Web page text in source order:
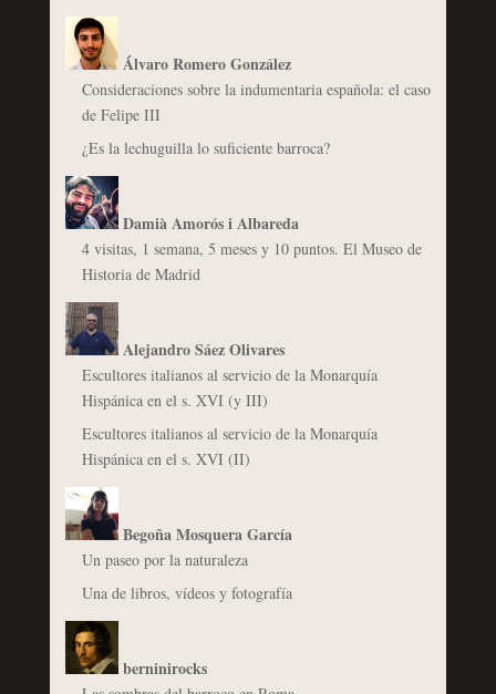
Álvaro Romero González
Consideraciones sobre la indumentaria española: el caso
de Felipe III
¿Es la lechuguilla lo suficiente barroca?
Damià Amorós i Albareda
4 visitas, 1 semana, 5 meses y 10 puntos. El Museo de
Historia de Madrid
Alejandro Sáez Olivares
Escultores italianos al servicio de la Monarquía
Hispánica en el s. XVI (y III)
Escultores italianos al servicio de la Monarquía
Hispánica en el s. XVI (II)
Begoña Mosquera García
Un paseo por la naturaleza
Una de libros, vídeos y fotografía
berninirocks